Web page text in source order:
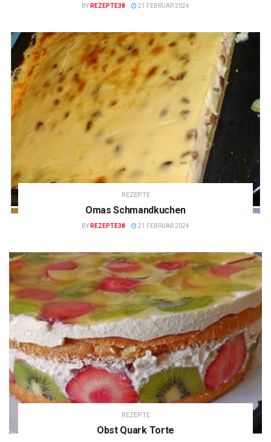
BY REZEPTE38 21 FEBRUAR 2024
REZEPTE
Omas Schmandkuchen
BY REZEPTE38 21 FEBRUAR 2024
REZEPTE
Obst Quark Torte